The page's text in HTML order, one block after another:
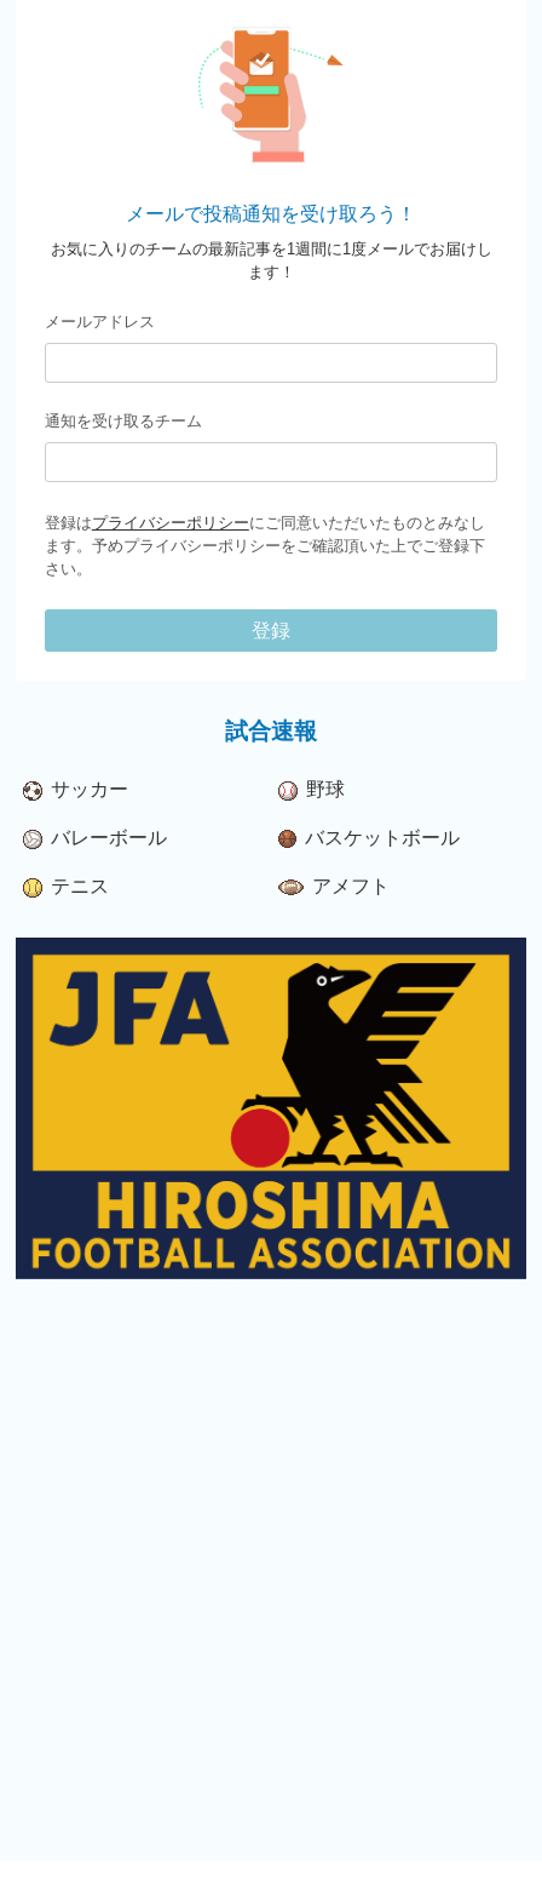
メールで投稿通知を受け取ろう！
お気に入りのチームの最新記事を1週間に1度メールでお届けし
ます！
メールアドレス
通知を受け取るチーム
登録はプライバシーポリシーにご同意いただいたものとみなし
ます。予めプライバシーポリシーをご確認頂いた上でご登録下
さい。
登録
試合速報
サッカー 野球
バレーボール バスケットボール
テニス アメフト